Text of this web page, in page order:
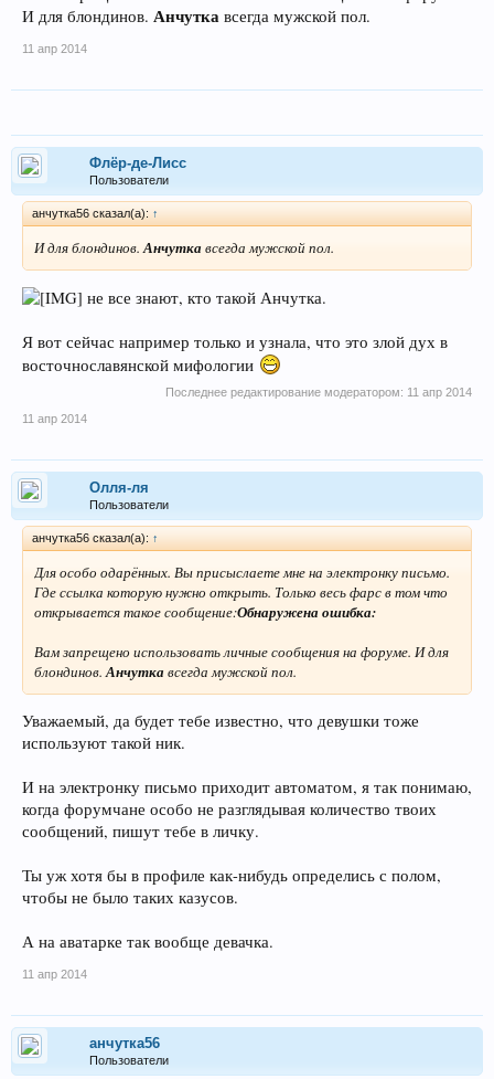
И для блондинов. Анчутка всегда мужской пол.
11 апр 2014
Флёр-де-Лисс
Пользователи
анчутка56 сказал(а): ↑
И для блондинов.Анчуткавсегда мужской пол.
не все знают, кто такой Анчутка.
Я вот сейчас например только и узнала, что это злой дух в
восточнославянской мифологии
Последнее редактирование модератором: 11 апр 2014
11 апр 2014
Олля-ля
Пользователи
анчутка56 сказал(а): ↑
Для особо одарённых. Вы присыслаете мне на электронку письмо.
Где ссылка которую нужно открыть. Только весь фарс в том что
открывается такое сообщение:Обнаружена ошибка:
Вам запрещено использовать личные сообщения на форуме. И для
блондинов. Анчутка всегда мужской пол.
Уважаемый, да будет тебе известно, что девушки тоже
используют такой ник.
И на электронку письмо приходит автоматом, я так понимаю,
когда форумчане особо не разглядывая количество твоих
сообщений, пишут тебе в личку.
Ты уж хотя бы в профиле как-нибудь определись с полом,
чтобы не было таких казусов.
А на аватарке так вообще девачка.
11 апр 2014
анчутка56
Пользователи